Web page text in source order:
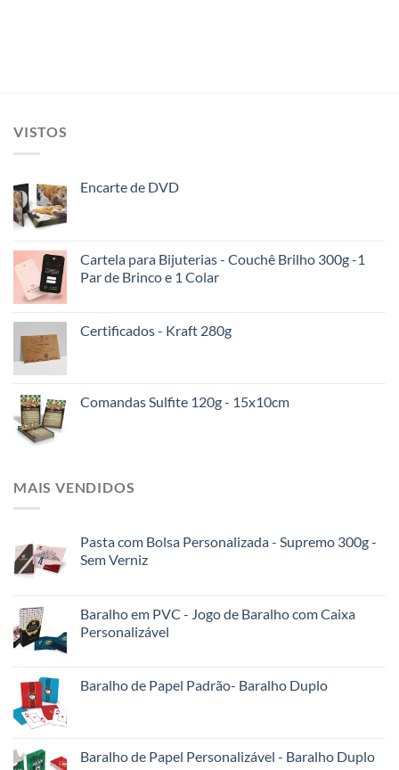
VISTOS
Encarte de DVD
Cartela para Bijuterias - Couchê Brilho 300g -1
Par de Brinco e 1 Colar
Certificados - Kraft 280g
Comandas Sulfite 120g - 15x10cm
MAIS VENDIDOS
Pasta com Bolsa Personalizada - Supremo 300g -
Sem Verniz
Baralho em PVC - Jogo de Baralho com Caixa
Personalizável
Baralho de Papel Padrão- Baralho Duplo
Baralho de Papel Personalizável - Baralho Duplo